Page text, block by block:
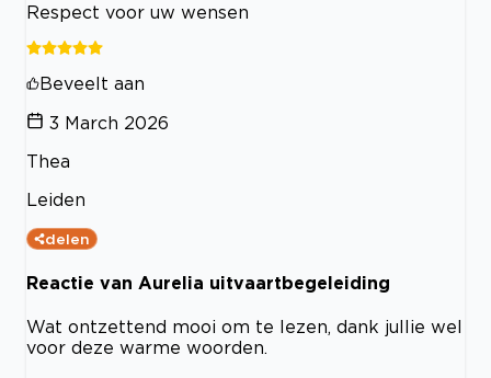
Respect voor uw wensen
Beveelt aan
3 March 2026
Thea
Leiden
delen
Reactie van Aurelia uitvaartbegeleiding
Wat ontzettend mooi om te lezen, dank jullie wel
voor deze warme woorden.